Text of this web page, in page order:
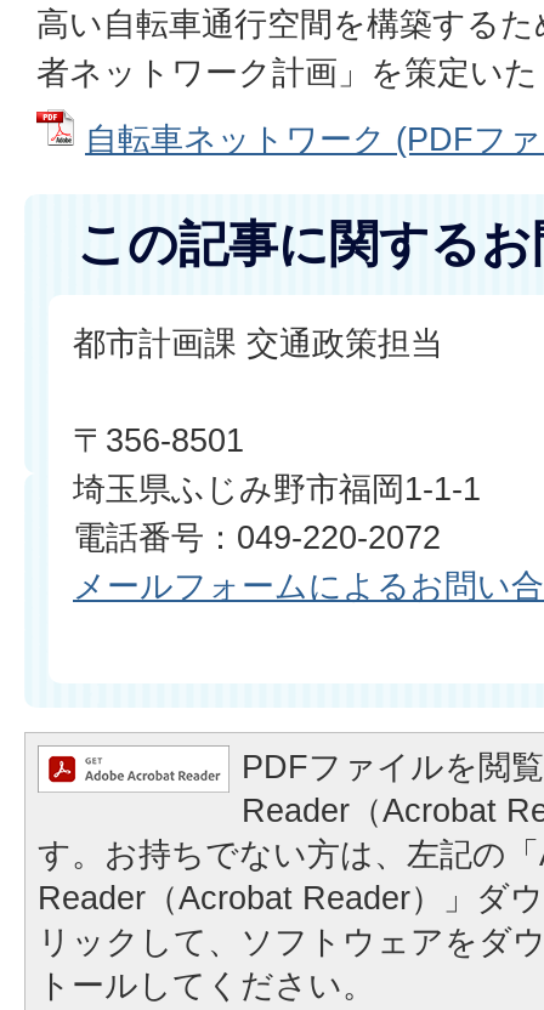
高い自転車通行空間を構築する
者ネットワーク計画」を策定い
自転車ネットワーク (PDFフ
この記事に関する
都市計画課 交通政策担当
〒356-8501
埼玉県ふじみ野市福岡1-1-1
電話番号：049-220-2072
メールフォームによるお問い
PDFファイルを閲
Reader（Acrobat
す。お持ちでない方は、左記の
Reader（Acrobat Reader）」ダ
リックして、ソフトウェアをダ
トールしてください。